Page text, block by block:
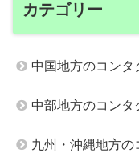
カテゴリー
中国地方のコン
中部地方のコン
九州・沖縄地方